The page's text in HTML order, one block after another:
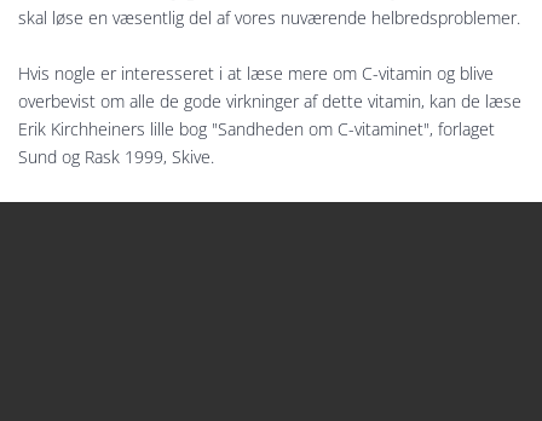
skal løse en væsentlig del af vores nuværende helbredsproblemer.
Hvis nogle er interesseret i at læse mere om C-vitamin og blive
overbevist om alle de gode virkninger af dette vitamin, kan de læse
Erik Kirchheiners lille bog "Sandheden om C-vitaminet", forlaget
Sund og Rask 1999, Skive.